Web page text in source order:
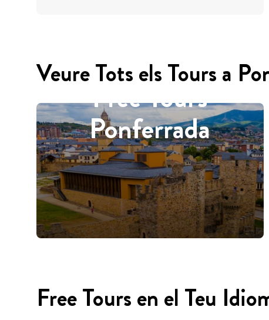
Veure Tots els Tours a
Free Tours
Ponferrada
Free Tours en el Teu